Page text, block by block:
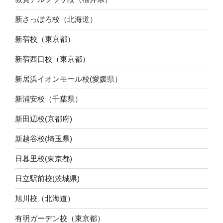
新さっぽろ校（北海道）
新宿校（東京都）
新宿西口校（東京都）
新居浜イオンモール校(愛媛県）
新浦安校（千葉県）
新田辺校(京都府)
新越谷校(埼玉県)
日暮里校(東京都)
日立駅前校(茨城県)
旭川校（北海道）
有明ガーデン校（東京都）